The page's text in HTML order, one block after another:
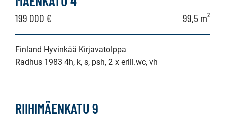
199 000 € 99,5 m²
Finland Hyvinkää Kirjavatolppa
Radhus 1983 4h, k, s, psh, 2 x erill.wc, vh
RIIHIMÄENKATU 9